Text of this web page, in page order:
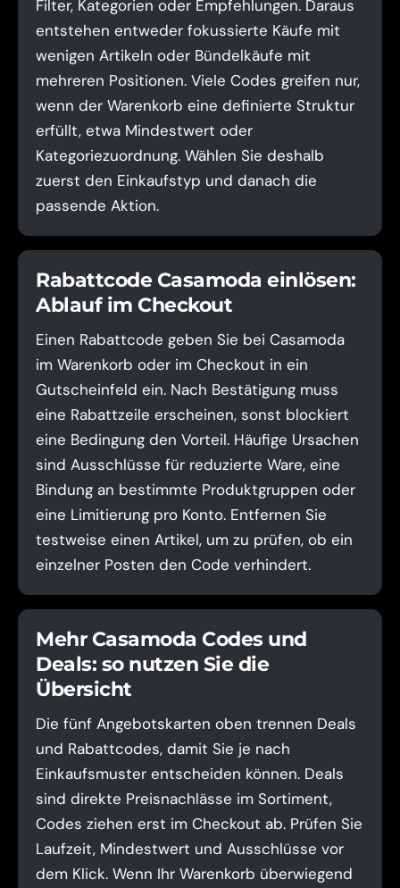
Filter, Kategorien oder Empfehlungen. Daraus
entstehen entweder fokussierte Käufe mit
wenigen Artikeln oder Bündelkäufe mit
mehreren Positionen. Viele Codes greifen nur,
wenn der Warenkorb eine definierte Struktur
erfüllt, etwa Mindestwert oder
Kategoriezuordnung. Wählen Sie deshalb
zuerst den Einkaufstyp und danach die
passende Aktion.
Rabattcode Casamoda einlösen:
Ablauf im Checkout
Einen Rabattcode geben Sie bei Casamoda
im Warenkorb oder im Checkout in ein
Gutscheinfeld ein. Nach Bestätigung muss
eine Rabattzeile erscheinen, sonst blockiert
eine Bedingung den Vorteil. Häufige Ursachen
sind Ausschlüsse für reduzierte Ware, eine
Bindung an bestimmte Produktgruppen oder
eine Limitierung pro Konto. Entfernen Sie
testweise einen Artikel, um zu prüfen, ob ein
einzelner Posten den Code verhindert.
Mehr Casamoda Codes und
Deals: so nutzen Sie die
Übersicht
Die fünf Angebotskarten oben trennen Deals
und Rabattcodes, damit Sie je nach
Einkaufsmuster entscheiden können. Deals
sind direkte Preisnachlässe im Sortiment,
Codes ziehen erst im Checkout ab. Prüfen Sie
Laufzeit, Mindestwert und Ausschlüsse vor
dem Klick. Wenn Ihr Warenkorb überwiegend